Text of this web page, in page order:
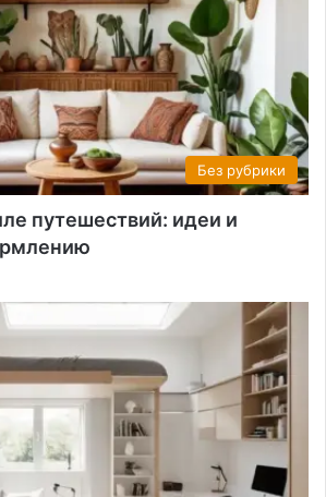
Без рубрики
путешествий: идеи и